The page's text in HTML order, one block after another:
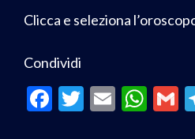
Clicca e seleziona
Condividi
F
T
E
W